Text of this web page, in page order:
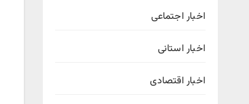
اخبار اجتماعی
اخبار استانی
اخبار اقتصادی